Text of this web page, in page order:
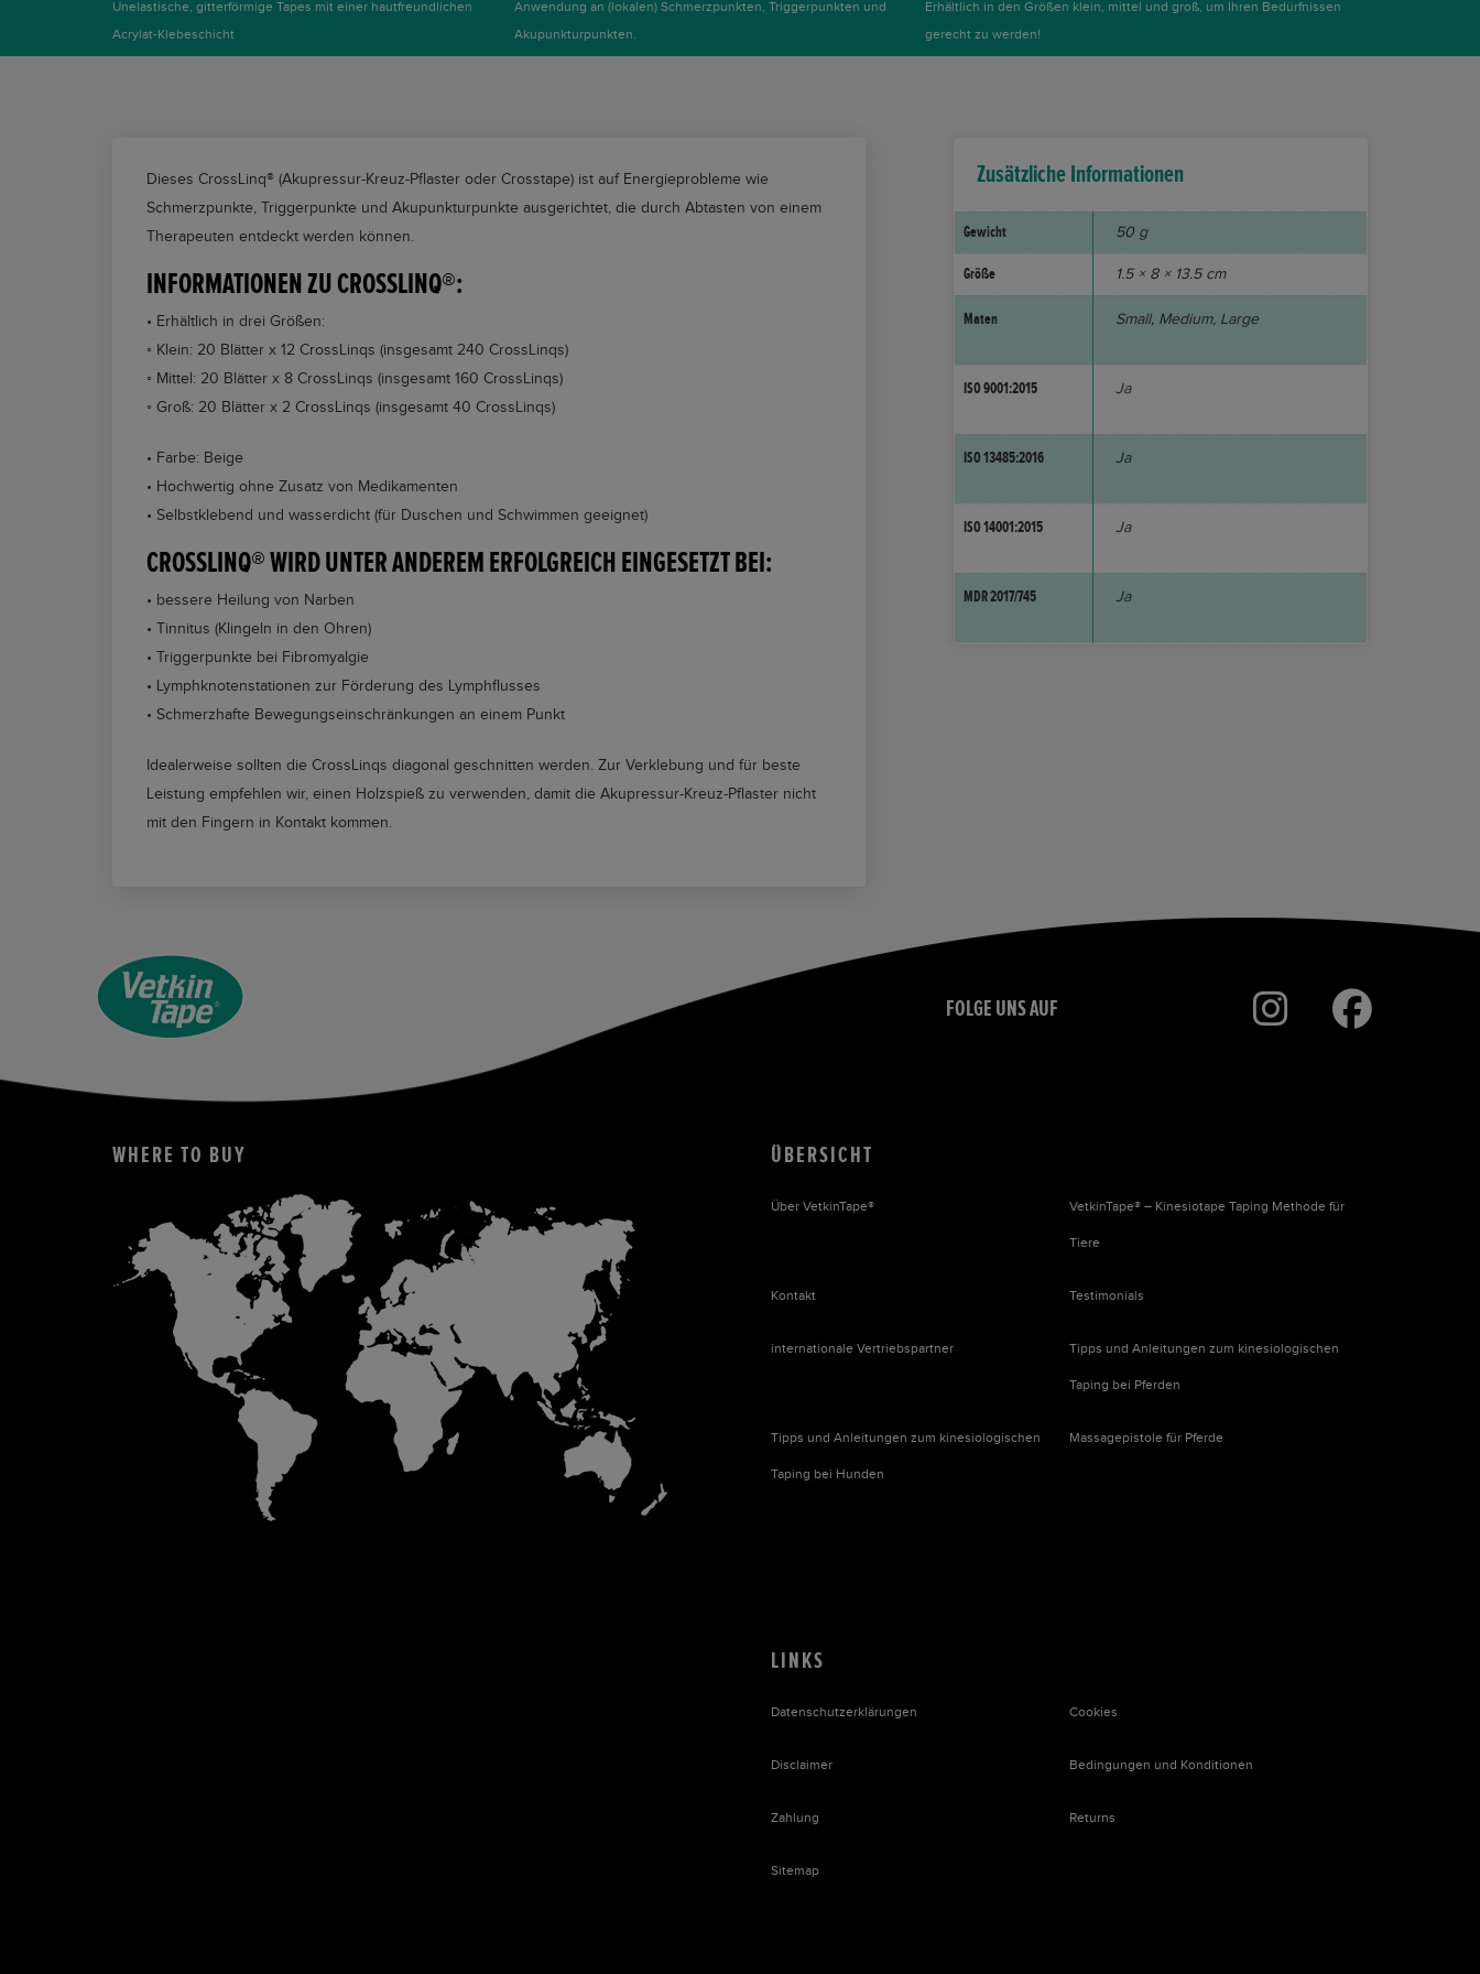
Unelastische, gitterförmige Tapes mit einer hautfreundlichen
Acrylat-Klebeschicht
Anwendung an (lokalen) Schmerzpunkten, Triggerpunkten und
Akupunkturpunkten.
Erhältlich in den Größen klein, mittel und groß, um Ihren Bedürfnissen
gerecht zu werden!
Dieses CrossLinq® (Akupressur-Kreuz-Pflaster oder Crosstape) ist auf Energieprobleme wie
Schmerzpunkte, Triggerpunkte und Akupunkturpunkte ausgerichtet, die durch Abtasten von einem
Therapeuten entdeckt werden können.
INFORMATIONEN ZU CROSSLINQ®:
• Erhältlich in drei Größen:
◦ Klein: 20 Blätter x 12 CrossLinqs (insgesamt 240 CrossLinqs)
◦ Mittel: 20 Blätter x 8 CrossLinqs (insgesamt 160 CrossLinqs)
◦ Groß: 20 Blätter x 2 CrossLinqs (insgesamt 40 CrossLinqs)
• Farbe: Beige
• Hochwertig ohne Zusatz von Medikamenten
• Selbstklebend und wasserdicht (für Duschen und Schwimmen geeignet)
CROSSLINQ® WIRD UNTER ANDEREM ERFOLGREICH EINGESETZT BEI:
• bessere Heilung von Narben
• Tinnitus (Klingeln in den Ohren)
• Triggerpunkte bei Fibromyalgie
• Lymphknotenstationen zur Förderung des Lymphflusses
• Schmerzhafte Bewegungseinschränkungen an einem Punkt
Idealerweise sollten die CrossLinqs diagonal geschnitten werden. Zur Verklebung und für beste
Leistung empfehlen wir, einen Holzspieß zu verwenden, damit die Akupressur-Kreuz-Pflaster nicht
mit den Fingern in Kontakt kommen.
Zusätzliche Informationen
Gewicht 50 g
Größe 1.5 × 8 × 13.5 cm
Maten Small, Medium, Large
ISO 9001:2015 Ja
ISO 13485:2016 Ja
ISO 14001:2015 Ja
MDR 2017/745 Ja
FOLGE UNS AUF
WHERE TO BUY ÜBERSICHT
Über VetkinTape® VetkinTape® – Kinesiotape Taping Methode für
Tiere
Kontakt Testimonials
internationale Vertriebspartner Tipps und Anleitungen zum kinesiologischen
Taping bei Pferden
Tipps und Anleitungen zum kinesiologischen
Taping bei Hunden
Massagepistole für Pferde
LINKS
Datenschutzerklärungen Cookies
Disclaimer Bedingungen und Konditionen
Zahlung Returns
Sitemap